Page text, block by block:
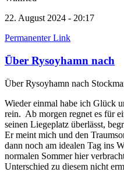
22. August 2024 - 20:17
Permanenter Link
Über Rysoyhamn nach
Über Rysoyhamn nach
Wieder einmal habe ich Glück
rein. Ab morgen regnet es für
seinen Liegeplatz überlässt,
Er meint mich und den
dann noch am idealen Tag ins
normalen Sommer hier
Unterschied zu diesem nicht